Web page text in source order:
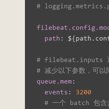
#
path : ${
# filebeat.inputs 通
# 减少以下参数，可
queue.mem :
events : 3200
# 一个 batch 包含